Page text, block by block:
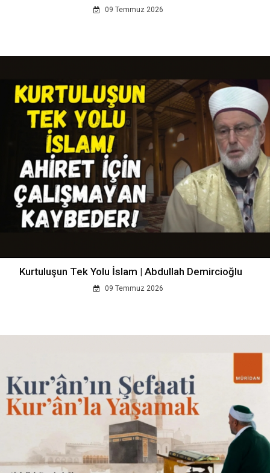
09 Temmuz 2026
Kurtuluşun Tek Yolu İslam | Abdullah Demircioğlu
09 Temmuz 2026